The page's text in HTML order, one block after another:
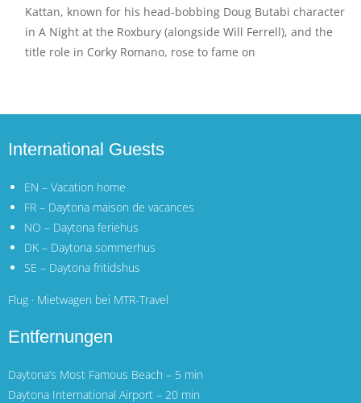
Kattan, known for his head-bobbing Doug Butabi character
in A Night at the Roxbury (alongside Will Ferrell), and the
title role in Corky Romano, rose to fame on
International Guests
EN – Vacation home
FR – Daytona maison de vacances
NO – Daytona feriehus
DK – Daytona sommerhus
SE – Daytona fritidshus
Flug · Mietwagen bei MTR-Travel
Entfernungen
Daytona’s Most Famous Beach – 5 min
Daytona International Airport – 20 min